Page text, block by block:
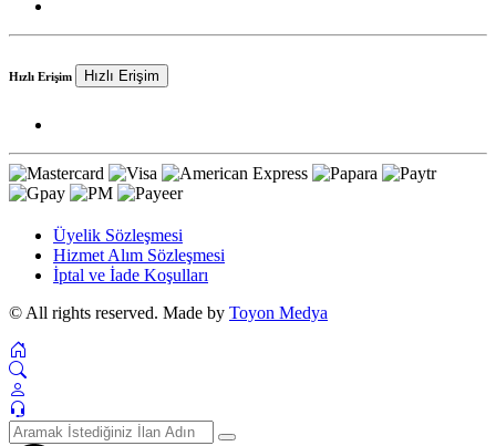
Hızlı Erişim Hızlı Erişim
Üyelik Sözleşmesi
Hizmet Alım Sözleşmesi
İptal ve İade Koşulları
© All rights reserved. Made by Toyon Medya